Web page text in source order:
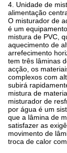
4. Unidade de
alimentação
O misturador de
é um
mistura de PVC,
aquecimento de
arrefecimento
tem três lâminas
acção, os
complexos com
subirá
mistura de
misturador de
por água é um
que a lâmina de
satisfazer as
movimento de
troca de calor